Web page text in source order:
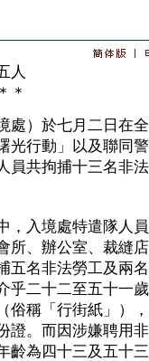
人
＊
）於七月二日在全
光行動」以及聯同
員共拘捕十三名非
入境處特遣隊人員
所、辦公室、裁縫
五名非法勞工及兩
乎二十二至五十一
俗稱「行街紙」）
證。而因涉嫌聘用
齡為四十三及五十